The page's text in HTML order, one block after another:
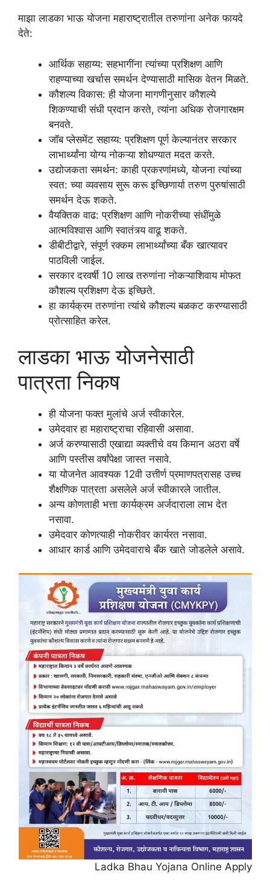
माझा लाडका भाऊ योजना महाराष्ट्रातील तरुणांना अनेक फायदे
देते:
आर्थिक सहाय्य: सहभागींना त्यांच्या प्रशिक्षण आणि
राहण्याच्या खर्चास समर्थन देण्यासाठी मासिक वेतन मिळते.
कौशल्य विकास: ही योजना मागणीनुसार कौशल्ये
शिकण्याची संधी प्रदान करते, त्यांना अधिक रोजगारक्षम
बनवते.
जॉब प्लेसमेंट सहाय्य: प्रशिक्षण पूर्ण केल्यानंतर सरकार
लाभार्थ्यांना योग्य नोकऱ्या शोधण्यात मदत करते.
उद्योजकता समर्थन: काही प्रकरणांमध्ये, योजना त्यांच्या
स्वत: च्या व्यवसाय सुरू करू इच्छिणार्या तरुण पुरुषांसाठी
समर्थन देऊ शकते.
वैयक्तिक वाढ: प्रशिक्षण आणि नोकरीच्या संधींमुळे
आत्मविश्वास आणि स्वातंत्र्य वाढू शकते.
डीबीटीद्वारे, संपूर्ण रक्कम लाभार्थ्यांच्या बँक खात्यावर
पाठविली जाईल.
सरकार दरवर्षी 10 लाख तरुणांना नोकऱ्याशिवाय मोफत
कौशल्य प्रशिक्षण देऊ इच्छिते.
हा कार्यक्रम तरुणांना त्यांचे कौशल्य बळकट करण्यासाठी
प्रोत्साहित करेल.
लाडका भाऊ योजनेसाठी
पात्रता निकष
ही योजना फक्त मुलांचे अर्ज स्वीकारेल.
उमेदवार हा महाराष्ट्राचा रहिवासी असावा.
अर्ज करण्यासाठी एखाद्या व्यक्तीचे वय किमान अठरा वर्षे
आणि पस्तीस वर्षांपेक्षा जास्त नसावे.
या योजनेत आवश्यक 12वी उत्तीर्ण प्रमाणपत्रासह उच्च
शैक्षणिक पात्रता असलेले अर्ज स्वीकारले जातील.
अन्य कोणताही भत्ता कार्यक्रम अर्जदाराला लाभ देत
नसावा.
उमेदवार कोणत्याही नोकरीवर कार्यरत नसावा.
आधार कार्ड आणि उमेदवाराचे बँक खाते जोडलेले असावे.
Ladka Bhau Yojana Online Apply